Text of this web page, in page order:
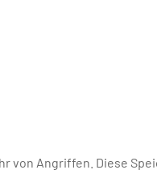
von Angriffen. Diese